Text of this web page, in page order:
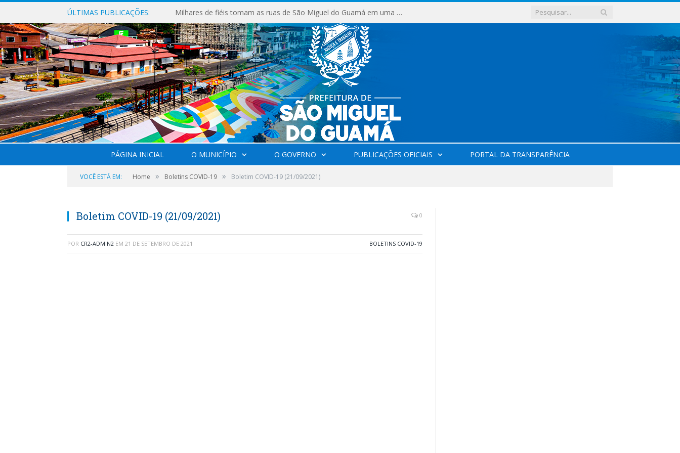
ÚLTIMAS PUBLICAÇÕES: Milhares de fiéis tomam as ruas de São Miguel do Guamá em uma grande celebração de fé na Marcha para Jesus 2026.
PÁGINA INICIAL O MUNICÍPIO O GOVERNO PUBLICAÇÕES OFICIAIS PORTAL DA TRANSPARÊNCIA
VOCÊ ESTÁ EM: Home » Boletins COVID-19 » Boletim COVID-19 (21/09/2021)
Boletim COVID-19 (21/09/2021) 0
POR CR2-ADMIN2 EM 21 DE SETEMBRO DE 2021 BOLETINS COVID-19